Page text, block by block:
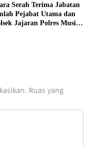
Serah Terima Jabatan
Pejabat Utama dan
Jajaran Polres Musi
Ruas yang